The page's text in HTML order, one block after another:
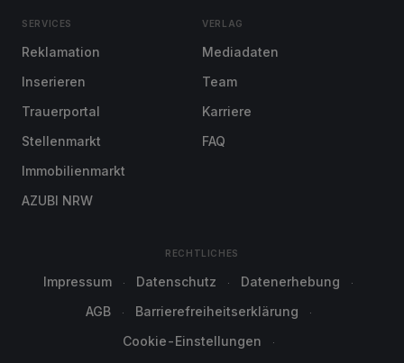
SERVICES
Reklamation
Inserieren
Trauerportal
Stellenmarkt
Immobilienmarkt
AZUBI NRW
VERLAG
Mediadaten
Team
Karriere
FAQ
RECHTLICHES
Impressum Datenschutz
Datenerhebung
AGB
Barrierefreiheitserklärung
Cookie-Einstellungen